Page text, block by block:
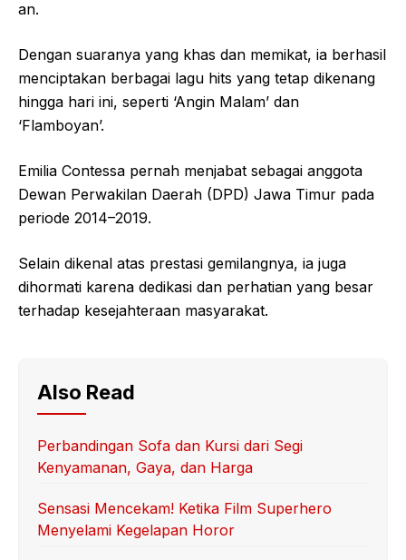
an.
Dengan suaranya yang khas dan memikat, ia berhasil
menciptakan berbagai lagu hits yang tetap dikenang
hingga hari ini, seperti ‘Angin Malam’ dan
‘Flamboyan’.
Emilia Contessa pernah menjabat sebagai anggota
Dewan Perwakilan Daerah (DPD) Jawa Timur pada
periode 2014–2019.
Selain dikenal atas prestasi gemilangnya, ia juga
dihormati karena dedikasi dan perhatian yang besar
terhadap kesejahteraan masyarakat.
Also Read
Perbandingan Sofa dan Kursi dari Segi
Kenyamanan, Gaya, dan Harga
Sensasi Mencekam! Ketika Film Superhero
Menyelami Kegelapan Horor